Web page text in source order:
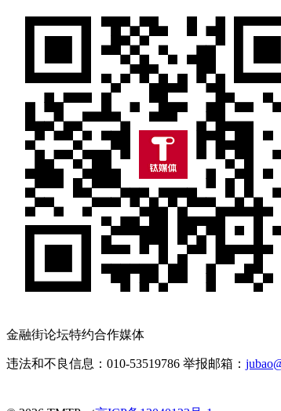
金融街论坛特约合作媒体
违法和不良信息：010-53519786 举报邮箱：